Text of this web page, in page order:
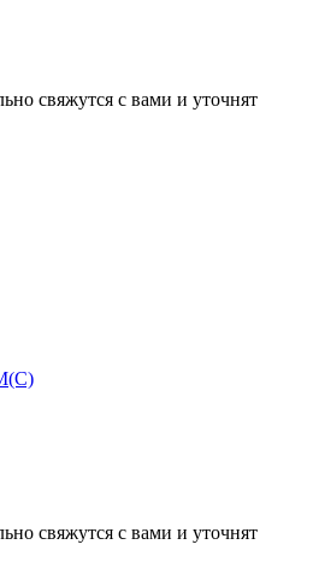
свяжутся с вами и уточнят
свяжутся с вами и уточнят